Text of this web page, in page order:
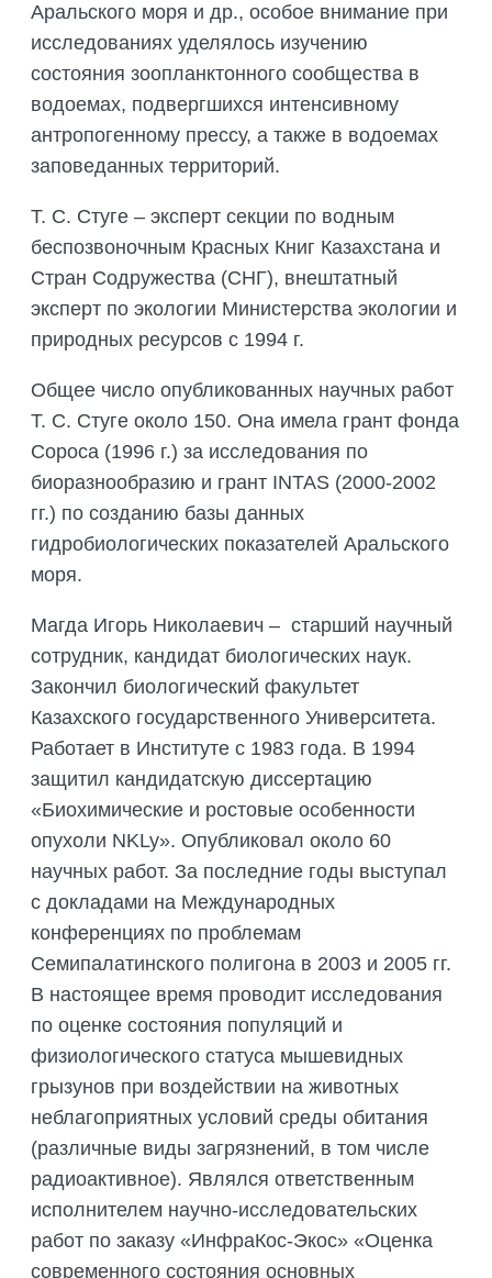
Аральского моря и др., особое внимание при
исследованиях уделялось изучению
состояния зоопланктонного сообщества в
водоемах, подвергшихся интенсивному
антропогенному прессу, а также в водоемах
заповеданных территорий.
Т. С. Стуге – эксперт секции по водным
беспозвоночным Красных Книг Казахстана и
Стран Содружества (СНГ), внештатный
эксперт по экологии Министерства экологии и
природных ресурсов с 1994 г.
Общее число опубликованных научных работ
Т. С. Стуге около 150. Она имела грант фонда
Сороса (1996 г.) за исследования по
биоразнообразию и грант INTAS (2000-2002
гг.) по созданию базы данных
гидробиологических показателей Аральского
моря.
Магда Игорь Николаевич – старший научный
сотрудник, кандидат биологических наук.
Закончил биологический факультет
Казахского государственного Университета.
Работает в Институте с 1983 года. В 1994
защитил кандидатскую диссертацию
«Биохимические и ростовые особенности
опухоли NKLy». Опубликовал около 60
научных работ. За последние годы выступал
с докладами на Международных
конференциях по проблемам
Семипалатинского полигона в 2003 и 2005 гг.
В настоящее время проводит исследования
по оценке состояния популяций и
физиологического статуса мышевидных
грызунов при воздействии на животных
неблагоприятных условий среды обитания
(различные виды загрязнений, в том числе
радиоактивное). Являлся ответственным
исполнителем научно-исследовательских
работ по заказу «ИнфраКос-Экос» «Оценка
современного состояния основных